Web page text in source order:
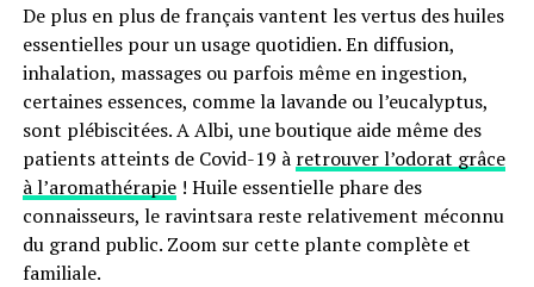
De plus en plus de français vantent les vertus des huiles
essentielles pour un usage quotidien. En diffusion,
inhalation, massages ou parfois même en ingestion,
certaines essences, comme la lavande ou l’eucalyptus,
sont plébiscitées. A Albi, une boutique aide même des
patients atteints de Covid-19 à retrouver l’odorat grâce
à l’aromathérapie! Huile essentielle phare des
connaisseurs, le ravintsara reste relativement méconnu
du grand public. Zoom sur cette plante complète et
familiale.